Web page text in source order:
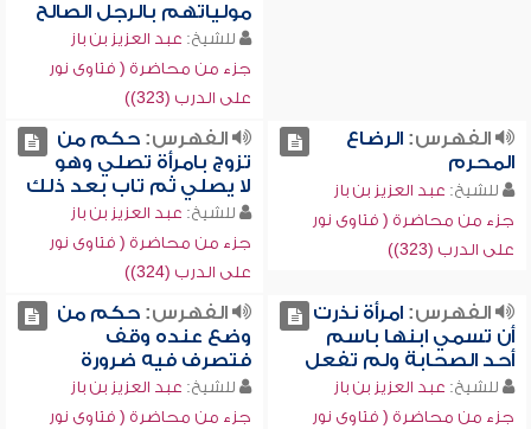
مولياتهم بالرجل الصالح
للشيخ: عبد العزيز بن باز
جزء من محاضرة ( فتاوى نور
على الدرب (323))
الفهرس:الرضاع
المحرم
للشيخ: عبد العزيز بن باز
جزء من محاضرة ( فتاوى نور
على الدرب (323))
الفهرس:حكم من
تزوج بامرأة تصلي وهو
لا يصلي ثم تاب بعد ذلك
للشيخ: عبد العزيز بن باز
جزء من محاضرة ( فتاوى نور
على الدرب (324))
الفهرس:امرأة نذرت
أن تسمي ابنها باسم
أحد الصحابة ولم تفعل
للشيخ: عبد العزيز بن باز
جزء من محاضرة ( فتاوى نور
الفهرس:حكم من
وضع عنده وقف
فتصرف فيه ضرورة
للشيخ: عبد العزيز بن باز
جزء من محاضرة ( فتاوى نور